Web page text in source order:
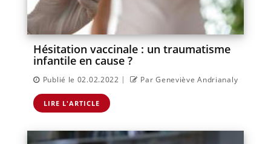
Hésitation vaccinale : un traumatisme
infantile en cause ?
Publié le 02.02.2022 | Par Geneviève Andrianaly
LIRE L'ARTICLE